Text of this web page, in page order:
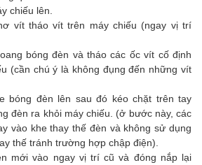
chiếu lên.
vít tháo vít trên máy chiếu (ngay vị trí
bóng đèn và tháo các ốc vít cố định
(cần chú ý là không đụng đến những vít
bóng đèn lên sau đó kéo chặt trên tay
đèn ra khỏi máy chiếu. (ở bước này, các
vào khe thay thế đèn và không sử dụng
thế tránh trường hợp chập điện).
mới vào ngay vị trí cũ và đóng nắp lại